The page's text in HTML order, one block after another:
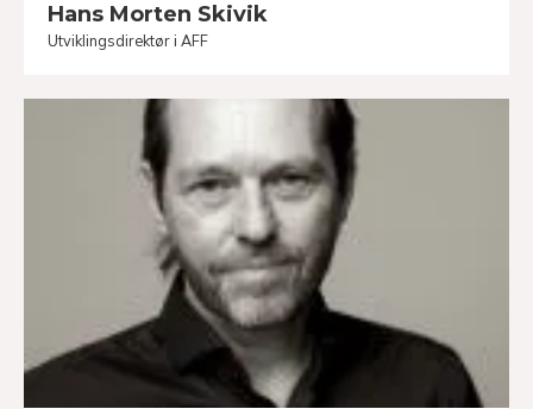
Hans Morten Skivik
Utviklingsdirektør i AFF